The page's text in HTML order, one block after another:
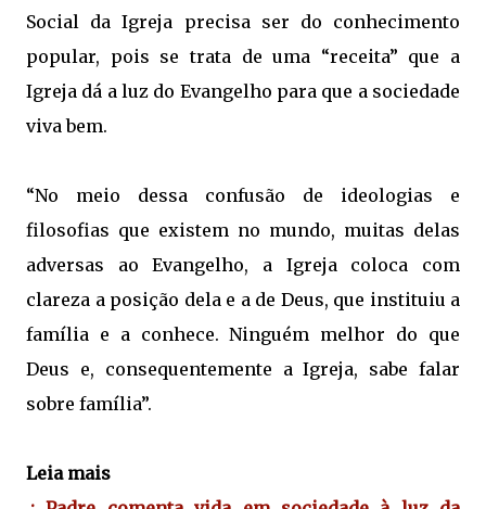
Social da Igreja precisa ser do conhecimento
popular, pois se trata de uma “receita” que a
Igreja dá a luz do Evangelho para que a sociedade
viva bem.
“No meio dessa confusão de ideologias e
filosofias que existem no mundo, muitas delas
adversas ao Evangelho, a Igreja coloca com
clareza a posição dela e a de Deus, que instituiu a
família e a conhece. Ninguém melhor do que
Deus e, consequentemente a Igreja, sabe falar
sobre família”.
Leia mais